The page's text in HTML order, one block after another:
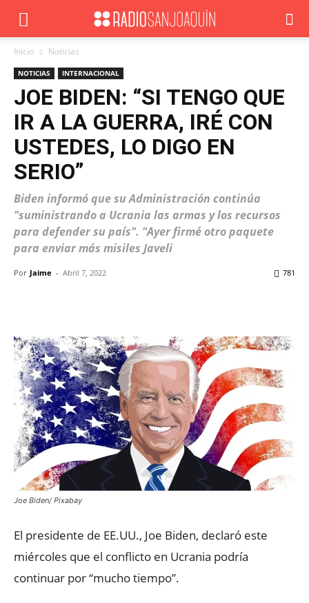
Inicio Noticias
NOTICIAS INTERNACIONAL
JOE BIDEN: “SI TENGO QUE
IR A LA GUERRA, IRÉ CON
USTEDES, LO DIGO EN
SERIO”
Biden informó que su Administración continúa
"suministrando a Ucrania las armas y los recursos
para defender su país". "Ayer firmé otro paquete
para enviar más misiles Javeli
Por Jaime - Abril 7, 2022 781
Joe Biden/ Pixabay
El presidente de EE.UU., Joe Biden, declaró este
miércoles que el conflicto en Ucrania podría
continuar por “mucho tiempo”.